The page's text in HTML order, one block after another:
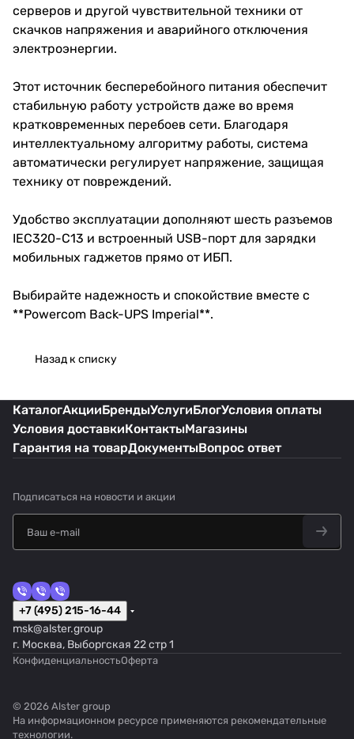
серверов и другой чувствительной техники от
скачков напряжения и аварийного отключения
электроэнергии.
Этот источник бесперебойного питания обеспечит
стабильную работу устройств даже во время
кратковременных перебоев сети. Благодаря
интеллектуальному алгоритму работы, система
автоматически регулирует напряжение, защищая
технику от повреждений.
Удобство эксплуатации дополняют шесть разъемов
IEC320-C13 и встроенный USB-порт для зарядки
мобильных гаджетов прямо от ИБП.
Выбирайте надежность и спокойствие вместе с
**Powercom Back-UPS Imperial**.
Назад к списку
КаталогАкцииБрендыУслугиБлогУсловия оплаты
Условия доставкиКонтактыМагазины
Гарантия на товарДокументыВопрос ответ
Подписаться на новости и акции
+7 (495) 215-16-44
msk@alster.group
г. Москва, Выборгская 22 стр 1
КонфиденциальностьОферта
© 2026 Alster group
На информационном ресурсе применяются рекомендательные
технологии.